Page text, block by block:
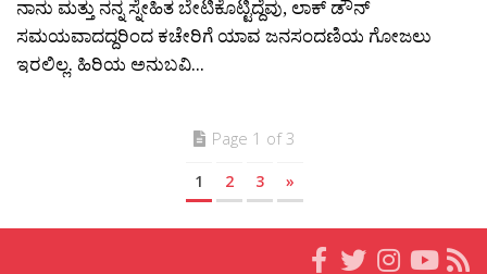
ನಾನು ಮತ್ತು ನನ್ನ ಸ್ನೇಹಿತ ಬೇಟಿಕೊಟ್ಟಿದ್ದೆವು, ಲಾಕ್ ಡೌನ್
ಸಮಯವಾದದ್ದರಿಂದ ಕಚೇರಿಗೆ ಯಾವ ಜನಸಂದಣಿಯ ಗೋಜಲು
ಇರಲಿಲ್ಲ. ಹಿರಿಯ ಅನುಬವಿ...
Page 1 of 3
1 2 3 »